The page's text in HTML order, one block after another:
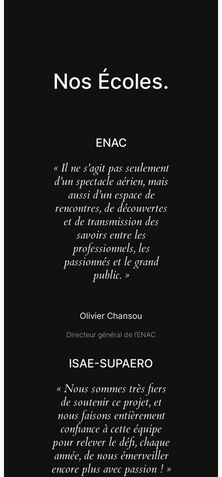
Nos Écoles.
ENAC
« Il ne s’agit pas seulement
d’un spectacle aérien, mais
aussi d’un espace de
rencontres, de découvertes
et de transmission des
savoirs entre les
professionnels, les
passionnés et le grand
public. »
Olivier Chansou
Directeur général de l’ENAC
ISAE-SUPAERO
« Nous sommes très fiers
de soutenir ce projet, et
nous faisons entièrement
confiance à cette équipe
pour relever le défi, chaque
année, de nous émerveiller
encore plus avec passion ! »